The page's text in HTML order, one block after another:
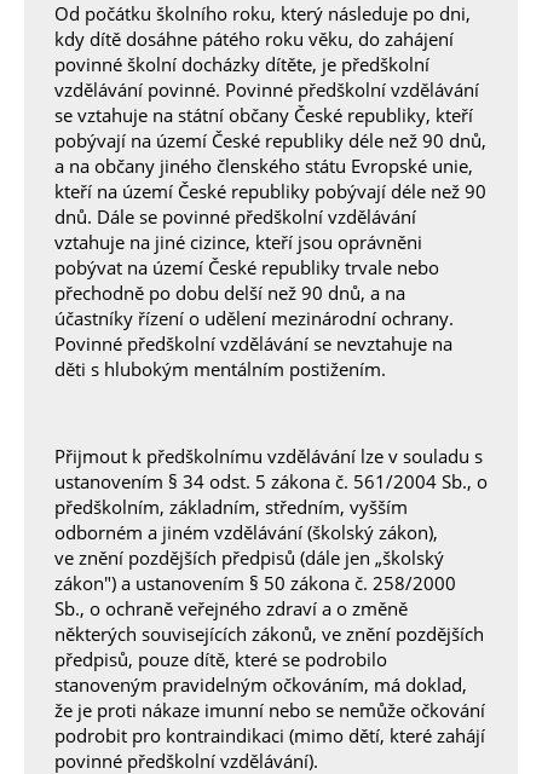
Od počátku školního roku, který následuje po dni,
kdy dítě dosáhne pátého roku věku, do zahájení
povinné školní docházky dítěte, je předškolní
vzdělávání povinné. Povinné předškolní vzdělávání
se vztahuje na státní občany České republiky, kteří
pobývají na území České republiky déle než 90 dnů,
a na občany jiného členského státu Evropské unie,
kteří na území České republiky pobývají déle než 90
dnů. Dále se povinné předškolní vzdělávání
vztahuje na jiné cizince, kteří jsou oprávněni
pobývat na území České republiky trvale nebo
přechodně po dobu delší než 90 dnů, a na
účastníky řízení o udělení mezinárodní ochrany.
Povinné předškolní vzdělávání se nevztahuje na
děti s hlubokým mentálním postižením.
Přijmout k předškolnímu vzdělávání lze v souladu s
ustanovením § 34 odst. 5 zákona č. 561/2004 Sb., o
předškolním, základním, středním, vyšším
odborném a jiném vzdělávání (školský zákon),
ve znění pozdějších předpisů (dále jen „školský
zákon") a ustanovením § 50 zákona č. 258/2000
Sb., o ochraně veřejného zdraví a o změně
některých souvisejících zákonů, ve znění pozdějších
předpisů, pouze dítě, které se podrobilo
stanoveným pravidelným očkováním, má doklad,
že je proti nákaze imunní nebo se nemůže očkování
podrobit pro kontraindikaci (mimo dětí, které zahájí
povinné předškolní vzdělávání).